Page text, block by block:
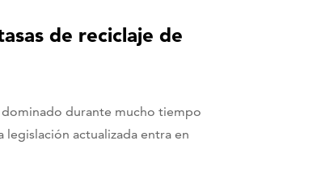
de reciclaje de
dominado durante mucho tiempo
actualizada entra en